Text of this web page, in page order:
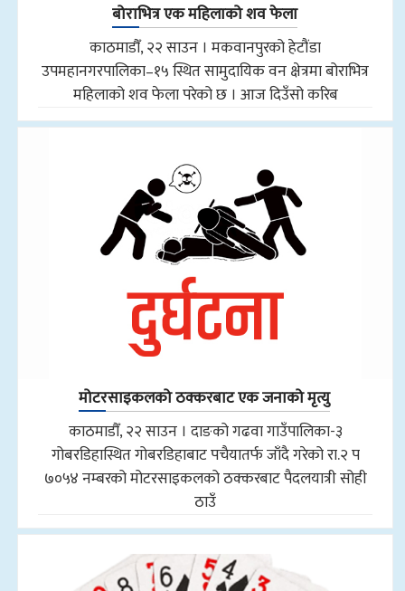
बोराभित्र एक महिलाको शव फेला
काठमाडौँ, २२ साउन । मकवानपुरको हेटौंडा
उपमहानगरपालिका–१५ स्थित सामुदायिक वन क्षेत्रमा बोराभित्र
महिलाको शव फेला परेको छ । आज दिउँसो करिब
मोटरसाइकलको ठक्करबाट एक जनाको मृत्यु
काठमाडौँ, २२ साउन । दाङको गढवा गाउँपालिका-३
गोबरडिहास्थित गोबरडिहाबाट पचैयातर्फ जाँदै गरेको रा.२ प
७०५४ नम्बरको मोटरसाइकलको ठक्करबाट पैदलयात्री सोही
ठाउँ